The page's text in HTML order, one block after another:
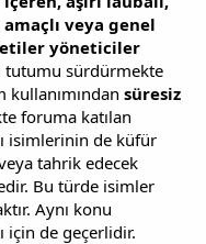
amaçlı veya genel
yöneticiler
tutumu sürdürmekte
kullanımından süresiz
foruma katılan
isimlerinin de küfür
tahrik edecek
Bu türde isimler
Aynı konu
için de geçerlidir.